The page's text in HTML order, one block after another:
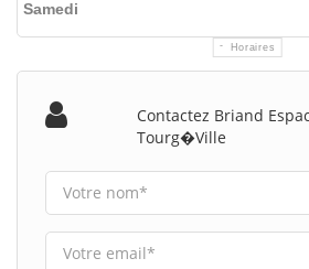
Horaires
Samedi
Contactez Briand
Tourg�ville